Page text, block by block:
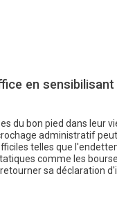
en sensibilisant
du bon pied dans leur
administratif
telles que
comme les
sa déclaration